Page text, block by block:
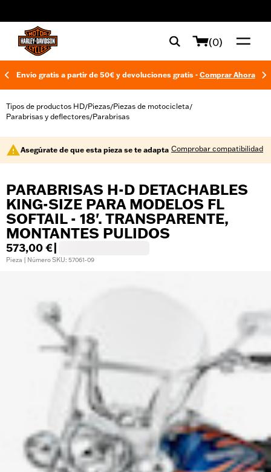
(0)
Envío gratis a partir de 50€ y devoluciones gratis - Comprar Ahora
Tipos de productos HD/Piezas/Piezas de motocicleta/
Parabrisas y deflectores/Parabrisas
Asegúrate de que esta pieza se te adapta Comprobar compatibilidad
PARABRISAS H-D DETACHABLES
KING-SIZE PARA MODELOS FL
SOFTAIL - 18'. TRANSPARENTE,
MONTANTES PULIDOS
573,00 €
Pieza | Número SKU: 57061-09